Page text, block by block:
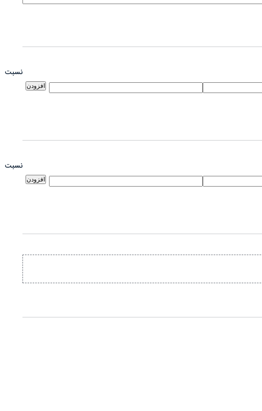
نسبت
افزودن
نسبت
افزودن